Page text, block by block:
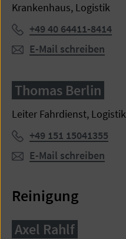
Krankenhaus, Logistik
Telefon:
+49 40 64411-8414
E-Mail schreiben
Thomas Berlin
Leiter Fahrdienst, Logistik
Telefon:
+49 151 15041355
E-Mail schreiben
Reinigung
Axel Rahlf